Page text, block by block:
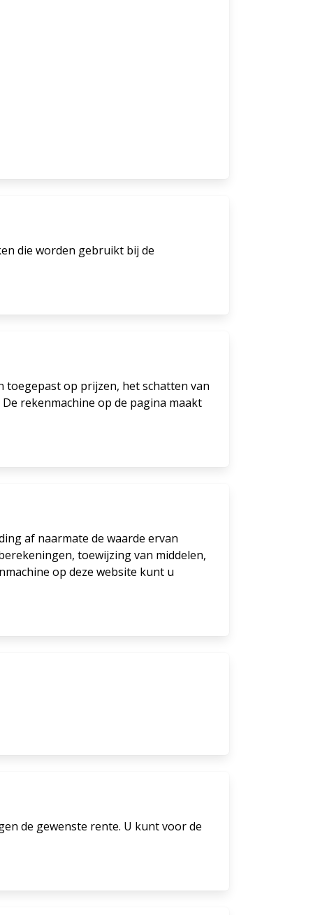
die worden gebruikt bij de
toegepast op prijzen, het schatten van
rekenmachine op de pagina maakt
af naarmate de waarde ervan
toewijzing van middelen,
op deze website kunt u
de gewenste rente. U kunt voor de